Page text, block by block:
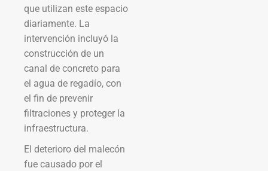
que utilizan este espacio
diariamente. La
intervención incluyó la
construcción de un
canal de concreto para
el agua de regadío, con
el fin de prevenir
filtraciones y proteger la
infraestructura.
El deterioro del malecón
fue causado por el